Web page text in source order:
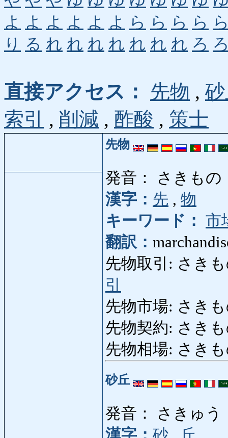
よ よ よ よ よ よ ら ら ら ら
り る れ れ れ れ れ れ れ ろ
直接アクセス： 先物 ,
索引
, 削減 , 酢酸 , 策士
先物
発音： さきもの
漢字： 先 , 物
キーワード： 市
翻訳：
先物取引: さき
引
先物市場: さき
先物契約: さき
先物相場: さき
砂丘
発音： さきゅう